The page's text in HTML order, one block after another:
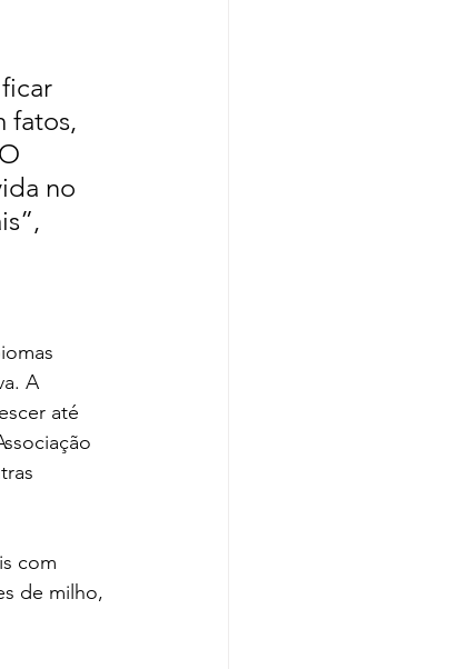
fatos,
no
A
até
com
de milho,